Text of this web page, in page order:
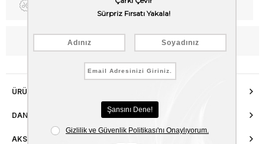
Fiyat Düşünce Haber Ver
WhatsApp’tan Bilgi Al
ÜRÜN ÖZELLIKLERI
DANIŞMA HATTI
AKSESUAR ONARIMI